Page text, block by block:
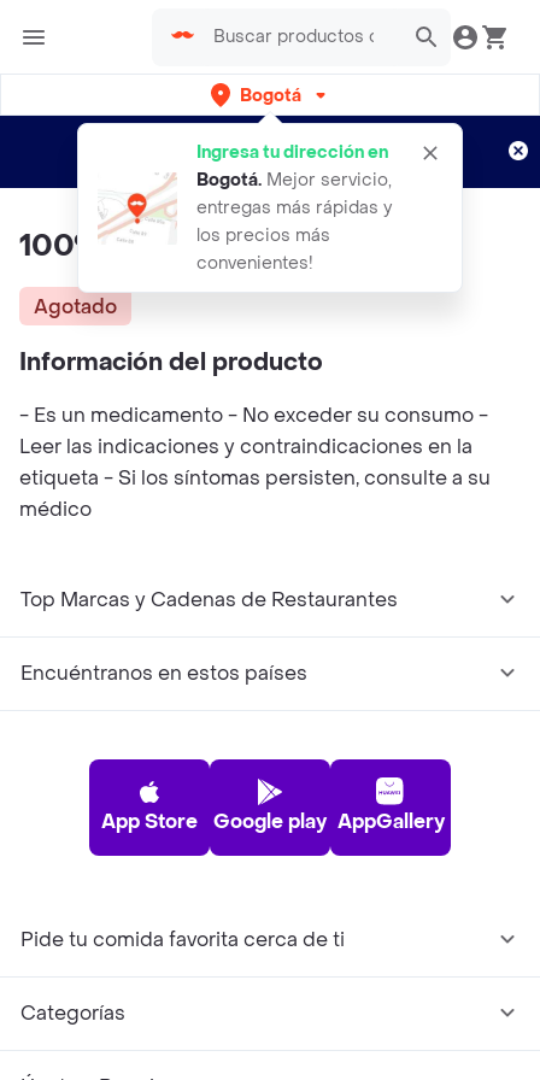
Bogotá
Ingresa tu dirección en
Bogotá. Mejor servicio,
entregas más rápidas y
los precios más
convenientes!
envíos gratis por semanas
Aplican TyC
100% Glutamina 60 Servicios
Agotado
Información del producto
- Es un medicamento - No exceder su consumo -
Leer las indicaciones y contraindicaciones en la
etiqueta - Si los síntomas persisten, consulte a su
médico
Top Marcas y Cadenas de Restaurantes
Encuéntranos en estos países
App Store Google play AppGallery
Pide tu comida favorita cerca de ti
Categorías